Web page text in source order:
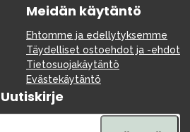
Meidän käytäntö
Ehtomme ja edellytyksemme
Täydelliset ostoehdot ja -ehdot
Tietosuojakäytäntö
Evästekäytäntö
Uutiskirje